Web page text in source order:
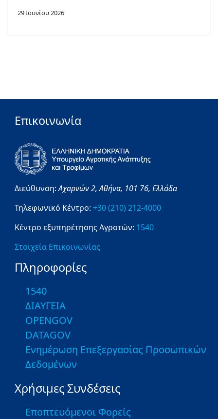
29 Ιουνίου 2026
Επικοινωνία
Διεύθυνση:Αχαρνών 2,Αθήνα, 101 76, Ελλάδα
Τηλεφωνικό Κέντρο: +30 (210) 212-4000
Κέντρο εξυπηρέτησης Αγροτών: 1540
Στοιχεία Επικοινωνίας
Πληροφορίες
1540
ΔΙΑΥΓΕΙΑ
OPENGOV
DATAGOV
Ενημέρωση Επεξεργασίας Προσωπικών
Δεδομένων
Χρήσιμες Συνδέσεις
Εποπτευόμενοι Φορείς